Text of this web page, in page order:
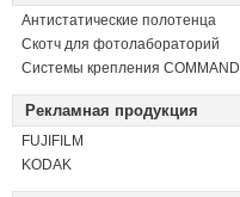
Антистатические полотенца
Скотч для фотолабораторий
Системы крепления COMMAND
Рекламная продукция
FUJIFILM
KODAK